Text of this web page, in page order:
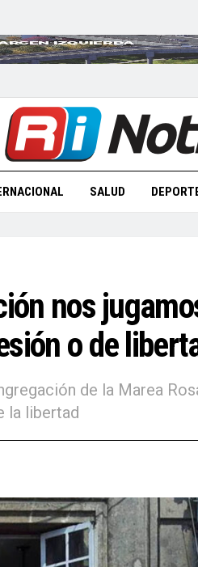
SALUD
nos
o de
de la Marea
la libertad